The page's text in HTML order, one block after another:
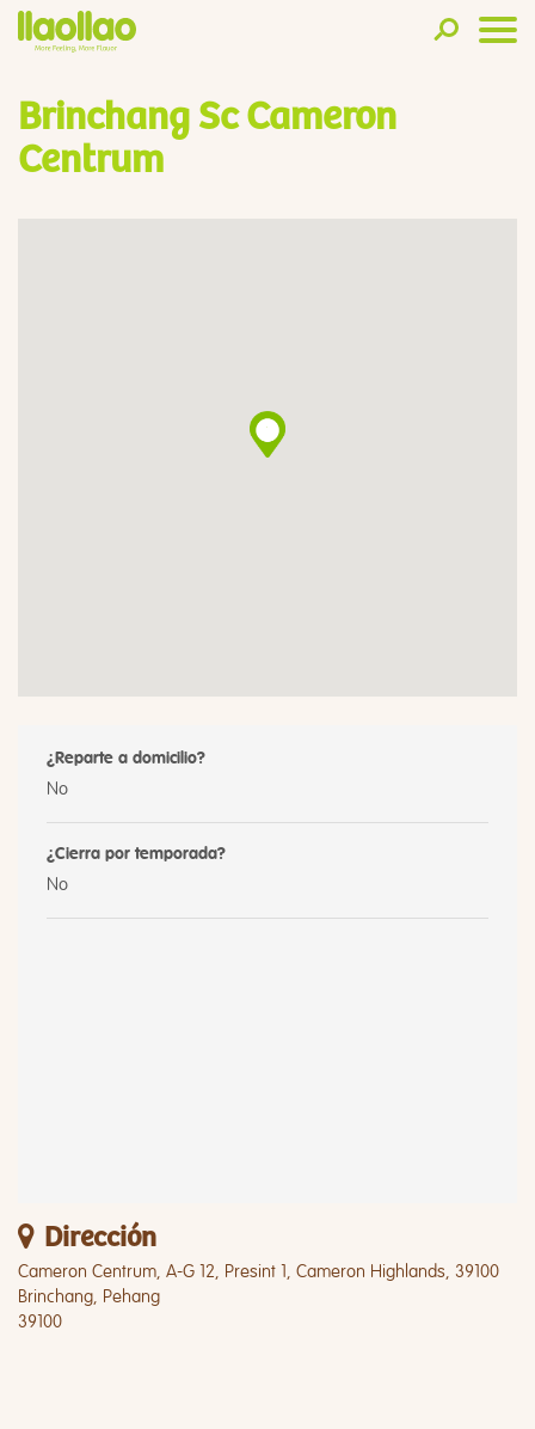
Brinchang Sc Cameron
Centrum
¿Reparte a domicilio?
No
¿Cierra por temporada?
No
Dirección
Cameron Centrum, A-G 12, Presint 1, Cameron Highlands, 39100
Brinchang, Pehang
39100